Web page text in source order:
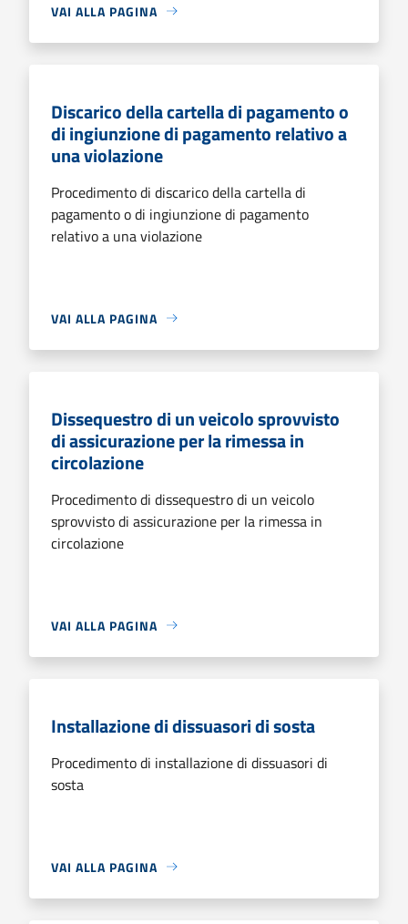
VAI ALLA PAGINA
Discarico della cartella di pagamento o
di ingiunzione di pagamento relativo a
una violazione
Procedimento di discarico della cartella di
pagamento o di ingiunzione di pagamento
relativo a una violazione
VAI ALLA PAGINA
Dissequestro di un veicolo sprovvisto
di assicurazione per la rimessa in
circolazione
Procedimento di dissequestro di un veicolo
sprovvisto di assicurazione per la rimessa in
circolazione
VAI ALLA PAGINA
Installazione di dissuasori di sosta
Procedimento di installazione di dissuasori di
sosta
VAI ALLA PAGINA